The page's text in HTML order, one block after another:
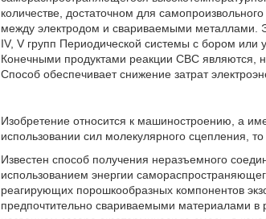
количестве, достаточном для
между электродом и свариваемыми металлами.
IV, V групп Периодической системы с бором
Конечными продуктами реакции СВС являются,
Способ обеспечивает снижение затрат
Изобретение относится к машиностроению, а
использовании сил молекулярного сцепления, то
Известен способ получения неразъемного
использованием энергии
реагирующих порошкообразных компонентов
предпочтительно свариваемыми материалами